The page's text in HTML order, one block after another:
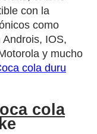
con la
como
IOS,
y mucho
cola duru
cola